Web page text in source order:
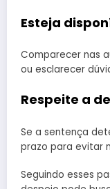
Esteja
Comparecer nas
ou esclarecer
Respeite a
Se a sentença
prazo para evitar
Seguindo esses